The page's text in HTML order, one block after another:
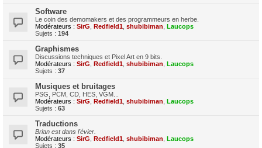
Software
Le coin des demomakers et des programmeurs en herbe.
Modérateurs : SirG Redfield1 shubibiman Laucops
Sujets : 194
Graphismes
Discussions techniques et Pixel Art en 9 bits.
Modérateurs : SirG Redfield1 shubibiman Laucops
Sujets : 37
Musiques et bruitages
PSG, PCM, CD, HES, VGM...
Modérateurs : SirG Redfield1 shubibiman Laucops
Sujets : 63
Traductions
Brian est dans l'évier.
Modérateurs : SirG Redfield1 shubibiman Laucops
Sujets : 35